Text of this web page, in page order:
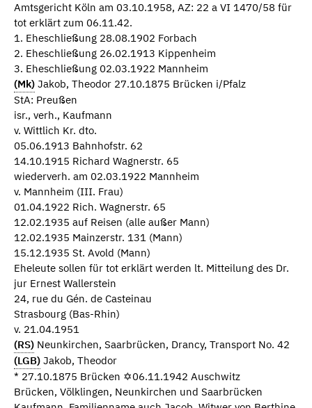
Amtsgericht Köln am 03.10.1958, AZ: 22 a VI 1470/58 für
tot erklärt zum 06.11.42.
1. Eheschließung 28.08.1902 Forbach
2. Eheschließung 26.02.1913 Kippenheim
3. Eheschließung 02.03.1922 Mannheim
(Mk) Jakob, Theodor 27.10.1875 Brücken i/Pfalz
StA: Preußen
isr., verh., Kaufmann
v. Wittlich Kr. dto.
05.06.1913 Bahnhofstr. 62
14.10.1915 Richard Wagnerstr. 65
wiederverh. am 02.03.1922 Mannheim
v. Mannheim (III. Frau)
01.04.1922 Rich. Wagnerstr. 65
12.02.1935 auf Reisen (alle außer Mann)
12.02.1935 Mainzerstr. 131 (Mann)
15.12.1935 St. Avold (Mann)
Eheleute sollen für tot erklärt werden lt. Mitteilung des Dr.
jur Ernest Wallerstein
24, rue du Gén. de Casteinau
Strasbourg (Bas-Rhin)
v. 21.04.1951
(RS) Neunkirchen, Saarbrücken, Drancy, Transport No. 42
(LGB) Jakob, Theodor
* 27.10.1875 Brücken ✡06.11.1942 Auschwitz
Brücken, Völklingen, Neunkirchen und Saarbrücken